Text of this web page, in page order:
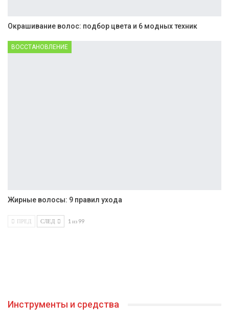
Окрашивание волос: подбор цвета и 6 модных техник
ВОССТАНОВЛЕНИЕ
Жирные волосы: 9 правил ухода
ПРЕД СЛЕД 1 из 99
Инструменты и средства